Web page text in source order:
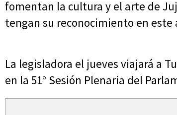
fomentan la cultura y el arte de
tengan su reconocimiento en este
La legisladora el jueves viajará a
en la 51° Sesión Plenaria del